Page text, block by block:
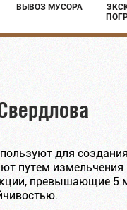
ВЫВОЗ МУСОРА
для создания
путем измельчения
превышающие 5